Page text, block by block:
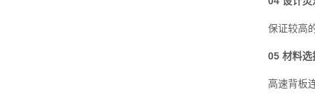
保证较高的
05 材料选
高速背板连